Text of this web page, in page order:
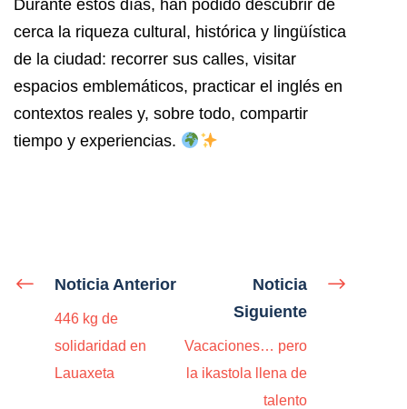
Durante estos días, han podido descubrir de
cerca la riqueza cultural, histórica y lingüística
de la ciudad: recorrer sus calles, visitar
espacios emblemáticos, practicar el inglés en
contextos reales y, sobre todo, compartir
tiempo y experiencias.
Noticia Anterior
446 kg de
solidaridad en
Lauaxeta
Noticia
Siguiente
Vacaciones… pero
la ikastola llena de
talento